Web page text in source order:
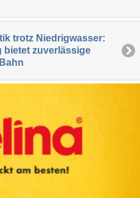
trotz Niedrigwasser:
bietet zuverlässige